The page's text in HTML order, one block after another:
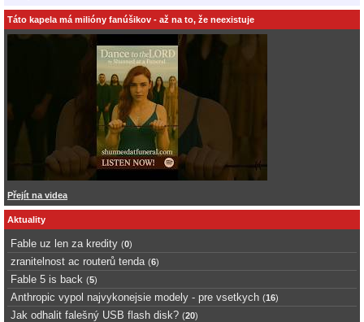
Táto kapela má milióny fanúšikov - až na to, že neexistuje
Přejít na videa
Aktuality
Fable uz len za kredity (0)
zranitelnost ac routerů tenda (6)
Fable 5 is back (5)
Anthropic vypol najvykonejsie modely - pre vsetkych (16)
Jak odhalit falešný USB flash disk? (20)